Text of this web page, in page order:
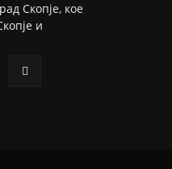
Скопје, кое
и